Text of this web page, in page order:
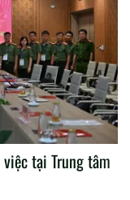
tại Trung tâm